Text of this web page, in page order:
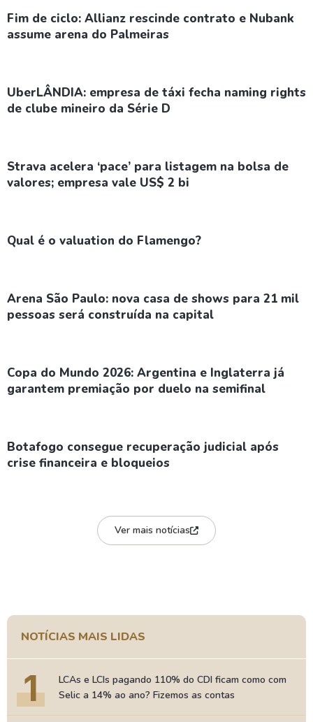
Fim de ciclo: Allianz rescinde contrato e Nubank
assume arena do Palmeiras
UberLÂNDIA: empresa de táxi fecha naming rights
de clube mineiro da Série D
Strava acelera ‘pace’ para listagem na bolsa de
valores; empresa vale US$ 2 bi
Qual é o valuation do Flamengo?
Arena São Paulo: nova casa de shows para 21 mil
pessoas será construída na capital
Copa do Mundo 2026: Argentina e Inglaterra já
garantem premiação por duelo na semifinal
Botafogo consegue recuperação judicial após
crise financeira e bloqueios
Ver mais notícias
NOTÍCIAS MAIS LIDAS
1
LCAs e LCIs pagando 110% do CDI ficam como com
Selic a 14% ao ano? Fizemos as contas